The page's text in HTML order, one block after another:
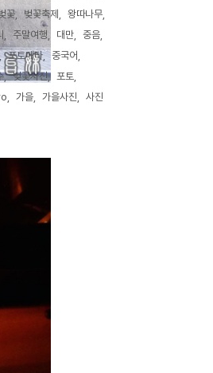
꽃 벚꽃축제
왕따나무
주말여행 대만
중음
포토메타
중국어
벚꽃사진
포토
가을 가을사진 사진